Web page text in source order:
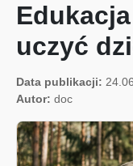
uczyć
Data publikacji:
Autor: doc